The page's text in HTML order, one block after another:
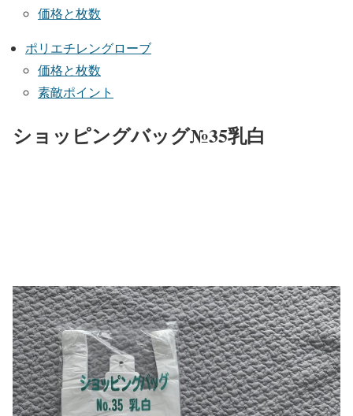
価格と枚数
ポリエチレングローブ
価格と枚数
素敵ポイント
ショッピングバッグ№35乳白